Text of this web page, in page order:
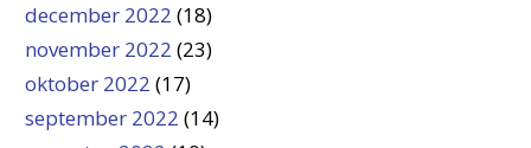
december 2022 (18)
november 2022 (23)
oktober 2022 (17)
september 2022 (14)